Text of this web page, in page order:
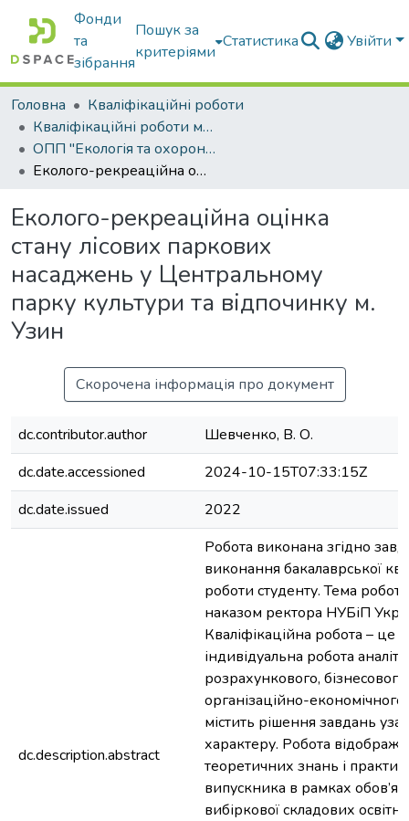
Фонди
та
зібрання
Пошук за
критеріями
Статистика Увійти
Головна
Кваліфікаційні роботи
Кваліфікаційні роботи магістрів
ОПП "Екологія та охорона навколишнього середовища"
Еколого-рекреаційна оцінка стану лісових паркових насаджень у Центральному парку культури та відпочинку м. Узин
Еколого-рекреаційна оцінка
стану лісових паркових
насаджень у Центральному
парку культури та відпочинку м.
Узин
Скорочена інформація про документ
dc.contributor.author
Шевченко, В. О.
dc.date.accessioned
2024-10-15T07:33:15Z
dc.date.issued
2022
dc.description.abstract
Робота виконана згідно
виконання бакалаврської
роботи студенту. Тема
наказом ректора НУБіП
Кваліфікаційна робота – це
індивідуальна робота
розрахункового,
організаційно-
містить рішення завдань
характеру. Робота
теоретичних знань і
випускника в рамках
вибіркової складових